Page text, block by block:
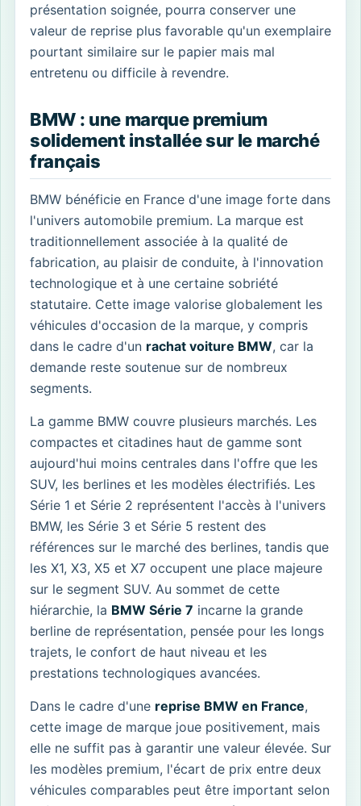
présentation soignée, pourra conserver une
valeur de reprise plus favorable qu'un exemplaire
pourtant similaire sur le papier mais mal
entretenu ou difficile à revendre.
BMW : une marque premium
solidement installée sur le marché
français
BMW bénéficie en France d'une image forte dans
l'univers automobile premium. La marque est
traditionnellement associée à la qualité de
fabrication, au plaisir de conduite, à l'innovation
technologique et à une certaine sobriété
statutaire. Cette image valorise globalement les
véhicules d'occasion de la marque, y compris
dans le cadre d'un rachat voiture BMW, car la
demande reste soutenue sur de nombreux
segments.
La gamme BMW couvre plusieurs marchés. Les
compactes et citadines haut de gamme sont
aujourd'hui moins centrales dans l'offre que les
SUV, les berlines et les modèles électrifiés. Les
Série 1 et Série 2 représentent l'accès à l'univers
BMW, les Série 3 et Série 5 restent des
références sur le marché des berlines, tandis que
les X1, X3, X5 et X7 occupent une place majeure
sur le segment SUV. Au sommet de cette
hiérarchie, la BMW Série 7 incarne la grande
berline de représentation, pensée pour les longs
trajets, le confort de haut niveau et les
prestations technologiques avancées.
Dans le cadre d'une reprise BMW en France,
cette image de marque joue positivement, mais
elle ne suffit pas à garantir une valeur élevée. Sur
les modèles premium, l'écart de prix entre deux
véhicules comparables peut être important selon